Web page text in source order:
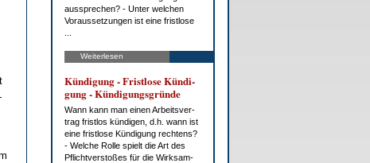
aus­spre­chen? - Un­ter wel­chen
Vor­aus­set­zun­gen ist ei­ne frist­lo­se
Weiterlesen
Kün­di­gung - Frist­lo­se Kün­di­
gung - Kün­di­gungs­grün­de
Wann kann man ei­nen Ar­beits­ver­
trag frist­los kün­di­gen, d.h. wann ist
ei­ne frist­lo­se Kün­di­gung rech­tens?
- Wel­che Rol­le spielt die Art des
Pflicht­ver­sto­ßes für die Wirk­sam­